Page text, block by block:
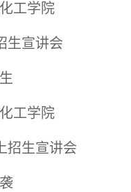
工学院
生宣讲会
工学院
招生宣讲会